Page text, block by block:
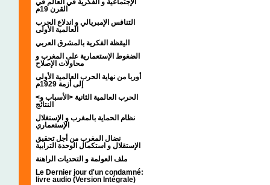
الإجتماعية و الفكرية في العالم في
القرن 19م
التنافس الإمبريالي و اندلاع الحرب
العالمية الأولى
اليقظة الفكرية بالمشرق العربي
الضغوط الإستعمارية على المغرب و
محاولات الإصلاح
أوربا من نهاية الحرب العالمية الأولى
إلى أزمة 1929م
<الحرب العالمية الثانية <الأسباب و
النتائج
نظام الحماية بالمغرب و الإستغلال
الإستعماري
نضال المغرب من أجل تحقيق
الإستقلال و استكمال الوحدة الترابية
ملف العولمة و التحديات الراهنة
Le Dernier jour d'un condamné:
livre audio (Version Intégrale)